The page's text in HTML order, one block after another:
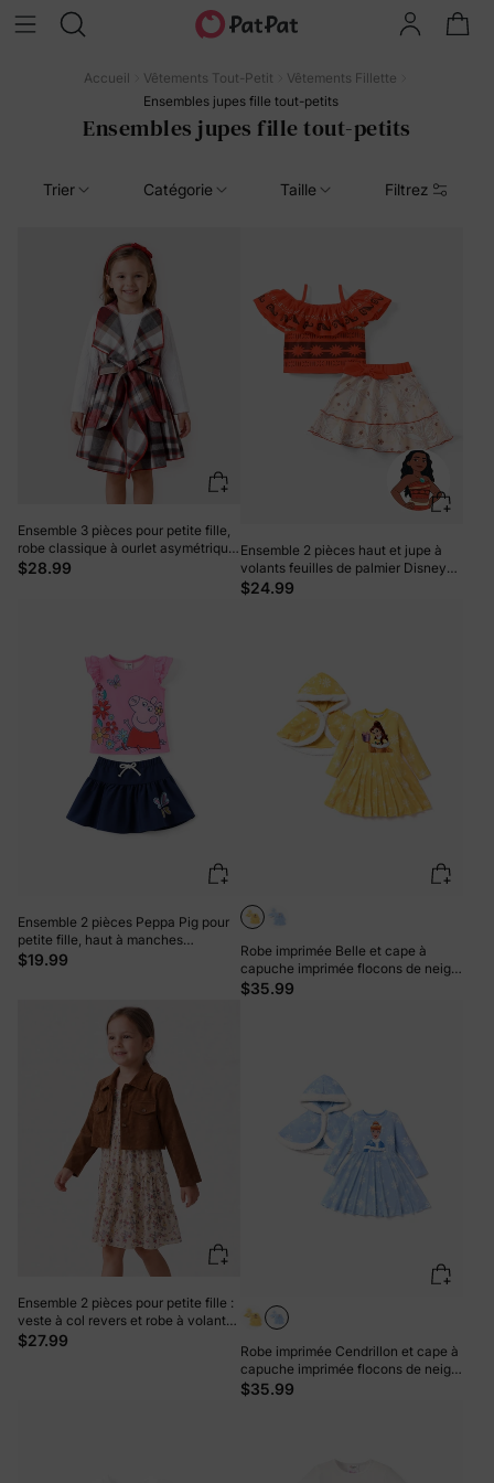
Accueil Vêtements Tout-Petit
Vêtements Fillette
Ensembles jupes fille tout-petits
Ensembles jupes fille tout-petits
Trier Catégorie Taille Filtrez
Ensemble 3 pièces pour petite fille,
robe classique à ourlet asymétrique,
motif quadrillé, rouge
$28.99
Ensemble 2 pièces haut et jupe à
volants feuilles de palmier Disney
Princess Moana pour petite
$24.99
Ensemble 2 pièces Peppa Pig pour
petite fille, haut à manches
volantées et jupe à imprimé floral,
$19.99
Robe imprimée Belle et cape à
capuche imprimée flocons de neige
jaune pour petite fille Disney
$35.99
Ensemble 2 pièces pour petite fille :
veste à col revers et robe à volants
fleurie, kaki
$27.99
Robe imprimée Cendrillon et cape à
capuche imprimée flocons de neige
pour petite fille Disney Princess
$35.99